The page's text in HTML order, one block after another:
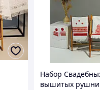
Набор
вышитых